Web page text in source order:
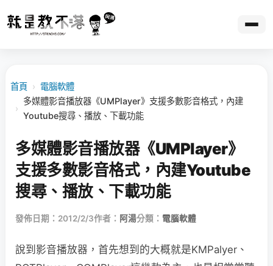
首頁 › 電腦軟體
›
多媒體影音播放器《UMPlayer》支援多數影音格式，內建
Youtube搜尋、播放、下載功能
多媒體影音播放器《UMPlayer》
支援多數影音格式，內建Youtube
搜尋、播放、下載功能
發佈日期：2012/2/3作者： 阿湯分類： 電腦軟體
說到影音播放器，首先想到的大概就是KMPalyer、